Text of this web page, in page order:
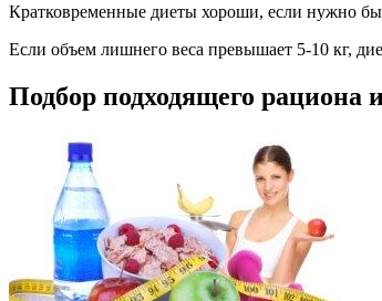
Кратковременные диеты хороши, если нужно
Если объем лишнего веса превышает 5-10 кг,
Подбор подходящего рациона